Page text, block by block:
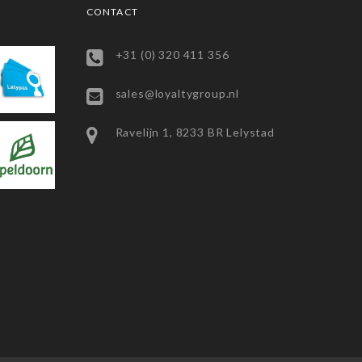
CONTACT
+31 (0) 320 411 356
sales@loyaltygroup.nl
Ravelijn 1, 8233 BR Lelystad